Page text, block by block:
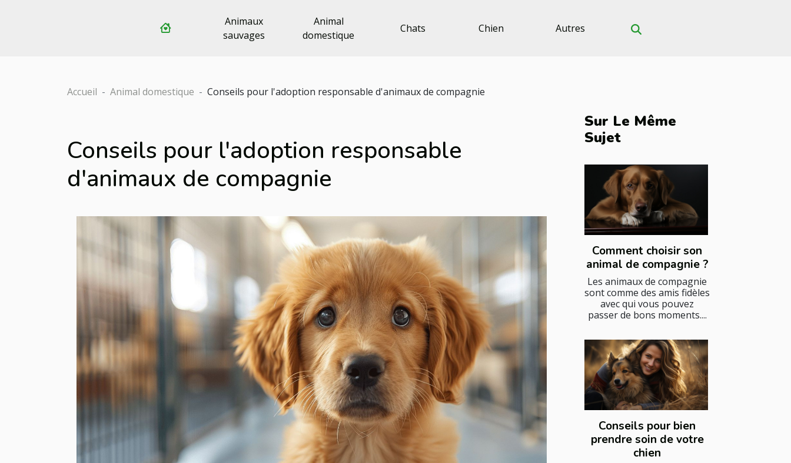
Animaux
sauvages
Animal
domestique
Chats Chien Autres
Accueil Animal domestique Conseils pour l'adoption responsable d'animaux de compagnie
Conseils pour l'adoption responsable
d'animaux de compagnie
Sur Le Même
Sujet
Comment choisir son
animal de compagnie ?
Les animaux de compagnie
sont comme des amis fidèles
avec qui vous pouvez
passer de bons moments....
Conseils pour bien
prendre soin de votre
chien